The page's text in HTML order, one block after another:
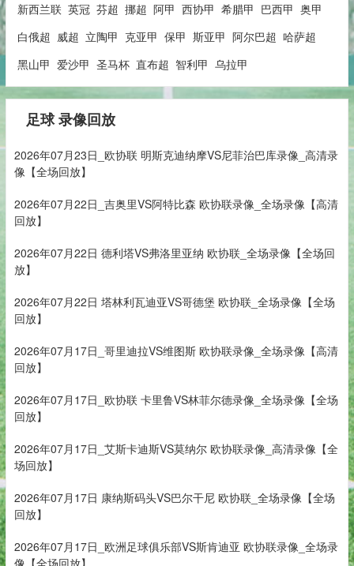
新西兰联 英冠 芬超 挪超 阿甲 西协甲 希腊甲 巴西甲 奥甲
白俄超 威超 立陶甲 克亚甲 保甲 斯亚甲 阿尔巴超 哈萨超
黑山甲 爱沙甲 圣马杯 直布超 智利甲 乌拉甲
足球 录像回放
2026年07月23日_欧协联 明斯克迪纳摩VS尼菲治巴库录像_高清录
像【全场回放】
2026年07月22日_吉奥里VS阿特比森 欧协联录像_全场录像【高清
回放】
2026年07月22日 德利塔VS弗洛里亚纳 欧协联_全场录像【全场回
放】
2026年07月22日 塔林利瓦迪亚VS哥德堡 欧协联_全场录像【全场
回放】
2026年07月17日_哥里迪拉VS维图斯 欧协联录像_全场录像【高清
回放】
2026年07月17日_欧协联 卡里鲁VS林菲尔德录像_全场录像【全场
回放】
2026年07月17日_艾斯卡迪斯VS莫纳尔 欧协联录像_高清录像【全
场回放】
2026年07月17日 康纳斯码头VS巴尔干尼 欧协联_全场录像【全场
回放】
2026年07月17日_欧洲足球俱乐部VS斯肯迪亚 欧协联录像_全场录
像【全场回放】